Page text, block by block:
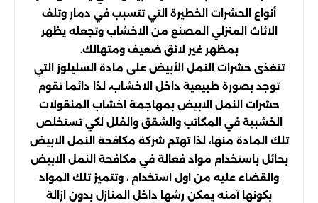
أنواع الحشرات الخطيرة التي تتسبب في دمار وتلف
الاثاث المنزلي المصنع من الاخشاب وتجعله يظهر
بمظهر غير لائق ضعيف ومتهالك.
تتغذى حشرات النمل الأبيض على مادة السليلوز التي
توجد بصورة طبيعية داخل الاخشاب، لذا دائما تقوم
حشرات النمل الابيض بمهاجمة اخشاب المنقولات
الخشبية في المكاتب والشقق والفلل لكي تستخلص
تلك المادة منها، لذا تهتم شركة مكافحة النمل الابيض
بحائل باستخدام مواد فعالة في مكافحة النمل الابيض
والقضاء عليه من اول استخدام ، وتتميز تلك المواد
بكونها آمنه يمكن رشها داخل المنازل بدون ازالة